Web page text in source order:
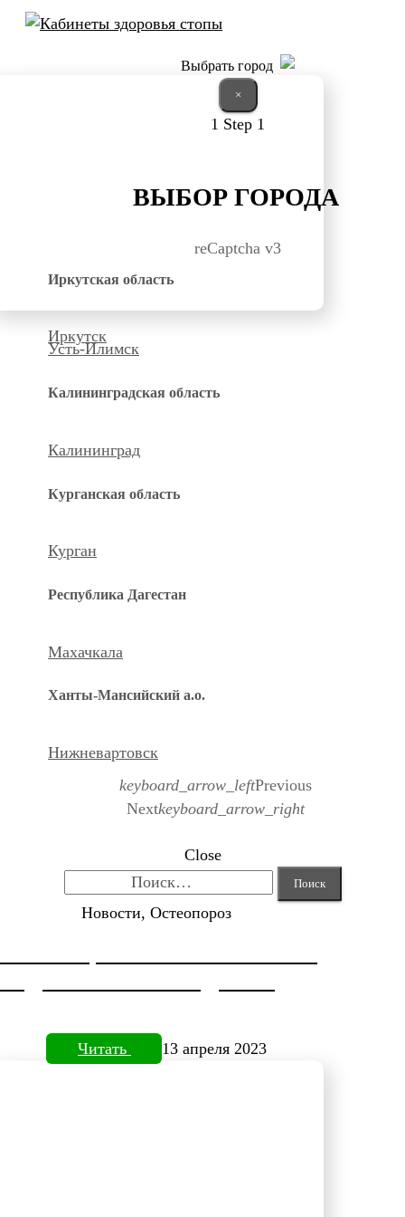
Выбрать город
×
1 Step 1
ВЫБОР ГОРОДА
reCaptcha v3
Иркутская область
Иркутск
Усть-Илимск
Калининградская область
Калининград
Курганская область
Курган
Республика Дагестан
Махачкала
Ханты-Мансийский а.о.
Нижневартовск
keyboard_arrow_leftPrevious
Nextkeyboard_arrow_right
Close
Новости, Остеопороз
Читать 13 апреля 2023